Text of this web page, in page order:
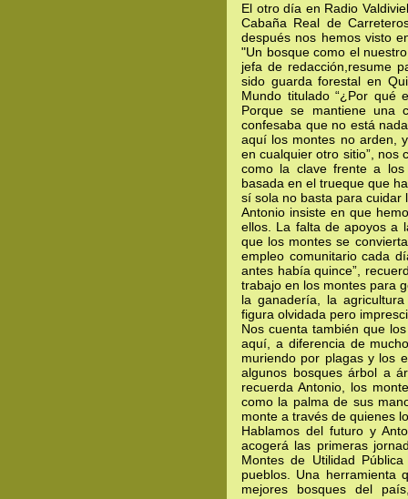
El otro día en Radio
Cabaña Real de
después nos hemos visto
"Un bosque como el
jefa de redacción,resume
sido guarda forestal en
Mundo titulado “¿Por qué
Porque se mantiene una
confesaba que no está
aquí los montes no arden,
en cualquier otro sitio”, nos
como la clave frente a
basada en el trueque que
sí sola no basta para cuidar
Antonio insiste en que
ellos. La falta de apoyos a
que los montes se
empleo comunitario cada
antes había quince”,
trabajo en los montes para
la ganadería, la
figura olvidada pero
Nos cuenta también que
aquí, a diferencia de
muriendo por plagas y los
algunos bosques árbol a
recuerda Antonio, los
como la palma de sus
monte a través de quienes
Hablamos del futuro y
acogerá las primeras
Montes de Utilidad
pueblos. Una herramienta
mejores bosques del